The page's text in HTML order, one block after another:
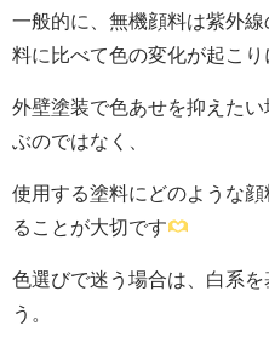
一般的に、無機顔料は紫外
料に比べて色の変化が起こり
外壁塗装で色あせを抑えた
ぶのではなく、
使用する塗料にどのような
ることが大切です
色選びで迷う場合は、白系
う。